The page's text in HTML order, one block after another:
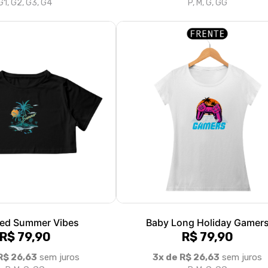
Summer Vibes
79,90
26,63sem juros
P, M, G, GG
R$ 79,90
3x de R$ 26,63sem juros